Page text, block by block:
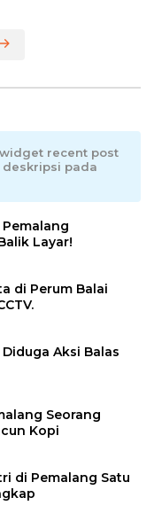
recent post
pada
Layar!
di Perum Balai
Aksi Balas
Seorang
Kopi
di Pemalang Satu